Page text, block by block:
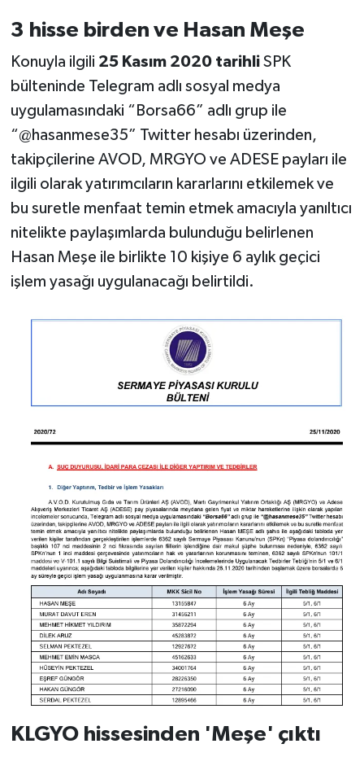
3 hisse birden ve Hasan Meşe
Konuyla ilgili 25 Kasım 2020 tarihli SPK
bülteninde Telegram adlı sosyal medya
uygulamasındaki “Borsa66” adlı grup ile
“@hasanmese35” Twitter hesabı üzerinden,
takipçilerine AVOD, MRGYO ve ADESE payları ile
ilgili olarak yatırımcıların kararlarını etkilemek ve
bu suretle menfaat temin etmek amacıyla yanıltıcı
nitelikte paylaşımlarda bulunduğu belirlenen
Hasan Meşe ile birlikte 10 kişiye 6 aylık geçici
işlem yasağı uygulanacağı belirtildi.
KLGYO hissesinden 'Meşe' çıktı